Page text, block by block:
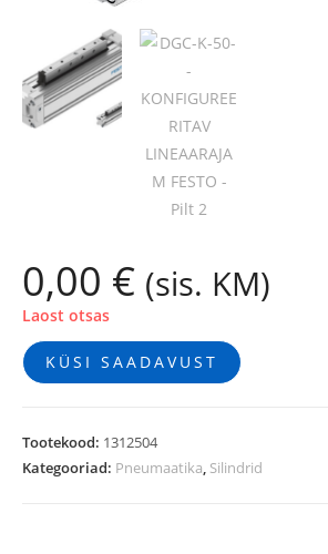
0,00 € (sis. KM)
Laost otsas
KÜSI SAADAVUST
Tootekood: 1312504
Kategooriad: Pneumaatika, Silindrid